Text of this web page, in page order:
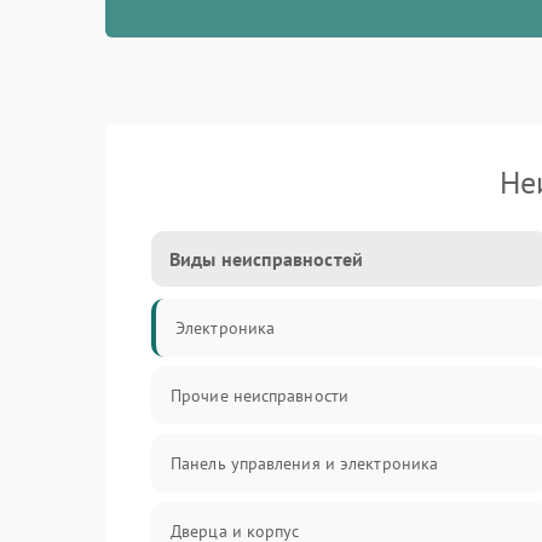
Виды неисправностей
Электроника
Прочие неисправности
Панель управления и электроника
Дверца и корпус